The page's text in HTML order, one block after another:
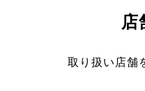
店
取り扱い店舗